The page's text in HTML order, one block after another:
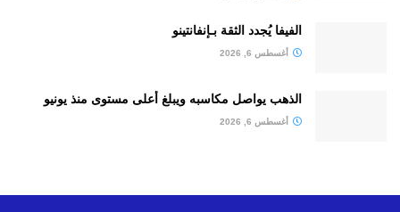
الفيفا يُجدد الثقة بـإنفانتينو
أغسطس 6, 2026
الذهب يواصل مكاسبه ويبلغ أعلى مستوى منذ يونيو
أغسطس 6, 2026